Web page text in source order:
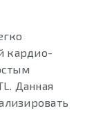
кардио-
Данная